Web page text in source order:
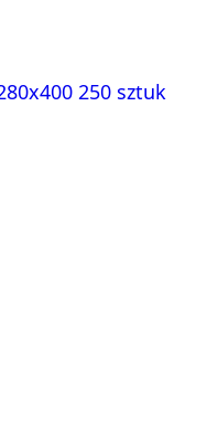
250 sztuk